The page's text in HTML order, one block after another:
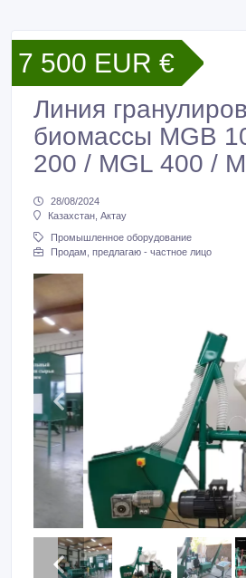
7 500 EUR €
Линия
биомассы MGB
200 / MGL 400 /
28/08/2024
Казахстан, Актау
Промышленное оборудование
Продам, предлагаю - частное лицо